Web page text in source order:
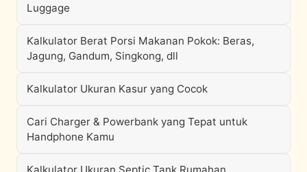
Luggage
Kalkulator Berat Porsi Makanan Pokok: Beras,
Jagung, Gandum, Singkong, dll
Kalkulator Ukuran Kasur yang Cocok
Cari Charger & Powerbank yang Tepat untuk
Handphone Kamu